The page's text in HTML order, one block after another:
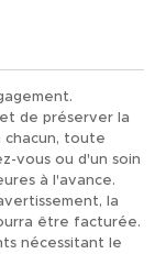
de préserver la
chacun, toute
vous ou d'un soin
à l'avance.
la
être facturée.
nécessitant le